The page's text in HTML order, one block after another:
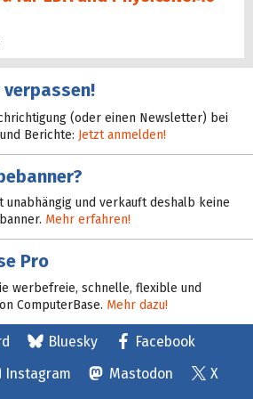
verpassen!
(oder einen Newsletter) bei
Berichte: Jetzt anmelden!
unabhängig und verkauft deshalb keine
Mehr erfahren!
Pro
werbefreie, schnelle, flexible und
ComputerBase. Mehr dazu!
Bluesky
Facebook
Instagram Mastodon
X